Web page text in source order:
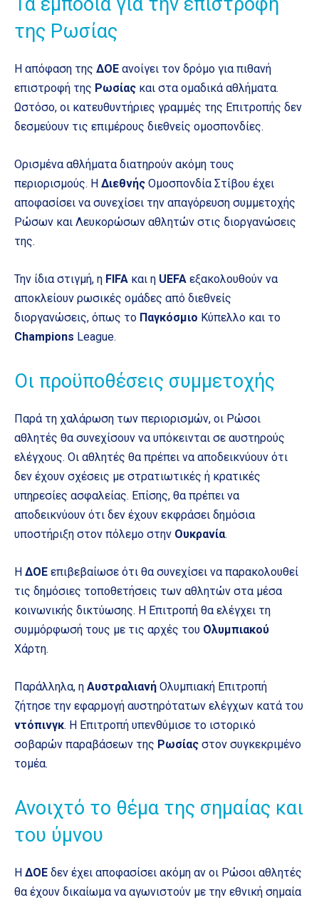
της Ρωσίας
Η απόφαση της ΔΟΕ ανοίγει τον δρόμο για πιθανή
επιστροφή της Ρωσίας και στα ομαδικά αθλήματα.
Ωστόσο, οι κατευθυντήριες γραμμές της Επιτροπής δεν
δεσμεύουν τις επιμέρους διεθνείς ομοσπονδίες.
Ορισμένα αθλήματα διατηρούν ακόμη τους
περιορισμούς. Η Διεθνής Ομοσπονδία Στίβου έχει
αποφασίσει να συνεχίσει την απαγόρευση συμμετοχής
Ρώσων και Λευκορώσων αθλητών στις διοργανώσεις
της.
Την ίδια στιγμή, η FIFA και η UEFA εξακολουθούν να
αποκλείουν ρωσικές ομάδες από διεθνείς
διοργανώσεις, όπως το Παγκόσμιο Κύπελλο και το
Champions League.
Οι προϋποθέσεις συμμετοχής
Παρά τη χαλάρωση των περιορισμών, οι Ρώσοι
αθλητές θα συνεχίσουν να υπόκεινται σε αυστηρούς
ελέγχους. Οι αθλητές θα πρέπει να αποδεικνύουν ότι
δεν έχουν σχέσεις με στρατιωτικές ή κρατικές
υπηρεσίες ασφαλείας. Επίσης, θα πρέπει να
αποδεικνύουν ότι δεν έχουν εκφράσει δημόσια
υποστήριξη στον πόλεμο στην Ουκρανία.
Η ΔΟΕ επιβεβαίωσε ότι θα συνεχίσει να παρακολουθεί
τις δημόσιες τοποθετήσεις των αθλητών στα μέσα
κοινωνικής δικτύωσης. Η Επιτροπή θα ελέγχει τη
συμμόρφωσή τους με τις αρχές του Ολυμπιακού
Χάρτη.
Παράλληλα, η Αυστραλιανή Ολυμπιακή Επιτροπή
ζήτησε την εφαρμογή αυστηρότατων ελέγχων κατά του
ντόπινγκ. Η Επιτροπή υπενθύμισε το ιστορικό
σοβαρών παραβάσεων της Ρωσίας στον συγκεκριμένο
τομέα.
Ανοιχτό το θέμα της σημαίας και
του ύμνου
Η ΔΟΕ δεν έχει αποφασίσει ακόμη αν οι Ρώσοι αθλητές
θα έχουν δικαίωμα να αγωνιστούν με την εθνική σημαία